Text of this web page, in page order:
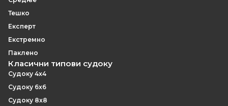
Тешко
Експерт
Екстремно
Паклено
Класични типови судоку
Судоку 4x4
Судоку 6x6
Судоку 8x8